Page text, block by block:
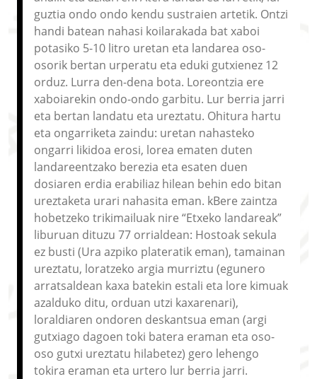
guztia ondo ondo kendu sustraien artetik. Ontzi
handi batean nahasi koilarakada bat xaboi
potasiko 5-10 litro uretan eta landarea oso-
osorik bertan urperatu eta eduki gutxienez 12
orduz. Lurra den-dena bota. Loreontzia ere
xaboiarekin ondo-ondo garbitu. Lur berria jarri
eta bertan landatu eta ureztatu. Ohitura hartu
eta ongarriketa zaindu: uretan nahasteko
ongarri likidoa erosi, lorea ematen duten
landareentzako berezia eta esaten duen
dosiaren erdia erabiliaz hilean behin edo bitan
ureztaketa urari nahasita eman. kBere zaintza
hobetzeko trikimailuak nire “Etxeko landareak”
liburuan dituzu 77 orrialdean: Hostoak sekula
ez busti (Ura azpiko plateratik eman), tamainan
ureztatu, loratzeko argia murriztu (egunero
arratsaldean kaxa batekin estali eta lore kimuak
azalduko ditu, orduan utzi kaxarenari),
loraldiaren ondoren deskantsua eman (argi
gutxiago dagoen toki batera eraman eta oso-
oso gutxi ureztatu hilabetez) gero lehengo
tokira eraman eta urtero lur berria jarri.